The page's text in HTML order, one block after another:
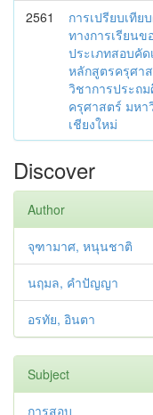
2561
การเปรียบเทีย
ทางการเรียนข
ประเภทสอบคั
หลักสูตรครุศ
วิชาการประถ
ครุศาสตร์ มห
เชียงใหม่
Discover
Author
จุฑามาศ, หนุนชาติ
นฤมล, คำปัญญา
อรทัย, อินตา
Subject
การสอบ